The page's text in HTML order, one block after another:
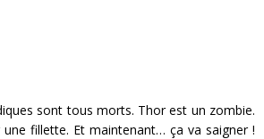
sont tous morts. Thor est un zombie.
fillette. Et maintenant… ça va saigner !